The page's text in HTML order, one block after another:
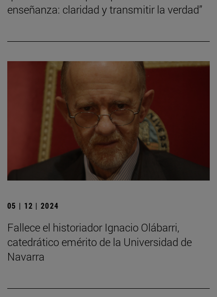
enseñanza: claridad y transmitir la verdad”
05 | 12 | 2024
Fallece el historiador Ignacio Olábarri,
catedrático emérito de la Universidad de
Navarra